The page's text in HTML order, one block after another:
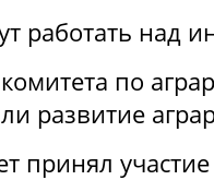
работать над
по
развитие
принял